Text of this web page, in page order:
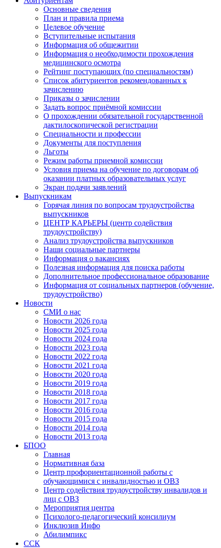
Основные сведения
План и правила приема
Целевое обучение
Вступительные испытания
Информация об общежитии
Информация о необходимости прохождения
медицинского осмотра
Рейтинг поступающих (по специальностям)
Список абитуриентов рекомендованных к
зачислению
Приказы о зачислении
Задать вопрос приёмной комиссии
О прохождении обязательной государственной
дактилоскопической регистрации
Специальности и профессии
Документы для поступления
Льготы
Режим работы приемной комиссии
Условия приема на обучение по договорам об
оказании платных образовательных услуг
Экран подачи заявлений
Выпускникам
Горячая линия по вопросам трудоустройства
выпускников
ЦЕНТР КАРЬЕРЫ (центр содействия
трудоустройству)
Анализ трудоустройства выпускников
Наши социальные партнеры
Информация о вакансиях
Полезная информация для поиска работы
Дополнительное профессиональное образование
Информация от социальных партнеров (обучение,
трудоустройство)
Новости
СМИ о нас
Новости 2026 года
Новости 2025 года
Новости 2024 года
Новости 2023 года
Новости 2022 года
Новости 2021 года
Новости 2020 года
Новости 2019 года
Новости 2018 года
Новости 2017 года
Новости 2016 года
Новости 2015 года
Новости 2014 года
Новости 2013 года
БПОО
Главная
Нормативная база
Центр профориентационной работы с
обучающимися с инвалидностью и ОВЗ
Центр содействия трудоустройству инвалидов и
лиц с ОВЗ
Мероприятия центра
Психолого-педагогический консилиум
Инклюзив Инфо
Абилимпикс
ССК